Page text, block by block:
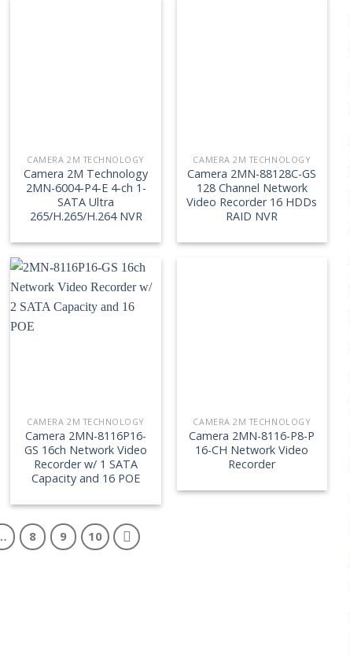
CAMERA 2M TECHNOLOGY
Camera 2M Technology
2MN-6004-P4-E 4-ch 1-
SATA Ultra
265/H.265/H.264 NVR
CAMERA 2M TECHNOLOGY
Camera 2MN-88128C-GS
128 Channel Network
Video Recorder 16 HDDs
RAID NVR
CAMERA 2M TECHNOLOGY
Camera 2MN-8116P16-
GS 16ch Network Video
Recorder w/ 1 SATA
Capacity and 16 POE
CAMERA 2M TECHNOLOGY
Camera 2MN-8116-P8-P
16-CH Network Video
Recorder
8 9 10